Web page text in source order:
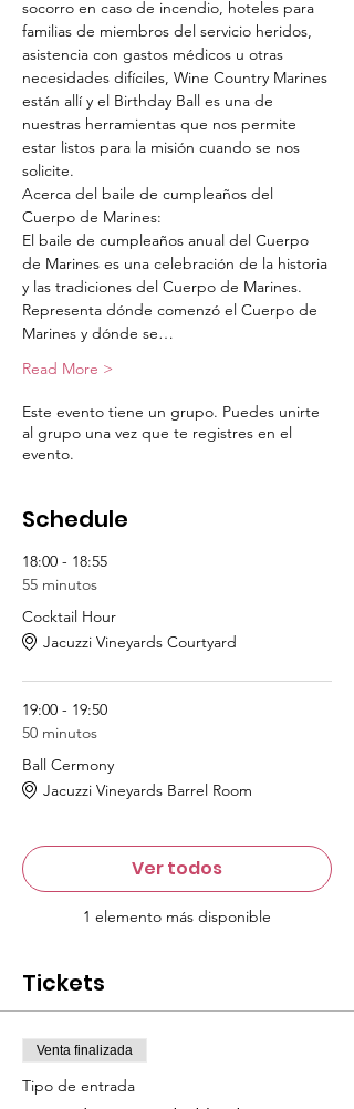
socorro en caso de incendio, hoteles para
familias de miembros del servicio heridos,
asistencia con gastos médicos u otras
necesidades difíciles, Wine Country Marines
están allí y el Birthday Ball es una de
nuestras herramientas que nos permite
estar listos para la misión cuando se nos
solicite.
Acerca del baile de cumpleaños del
Cuerpo de Marines:
El baile de cumpleaños anual del Cuerpo
de Marines es una celebración de la historia
y las tradiciones del Cuerpo de Marines.
Representa dónde comenzó el Cuerpo de
Marines y dónde se…
Read More >
Este evento tiene un grupo. Puedes unirte
al grupo una vez que te registres en el
evento.
Schedule
18:00 - 18:55
55 minutos
Cocktail Hour
Jacuzzi Vineyards Courtyard
19:00 - 19:50
50 minutos
Ball Cermony
Jacuzzi Vineyards Barrel Room
1 elemento más disponible
Ver todos
Tickets
Venta finalizada
Tipo de entrada